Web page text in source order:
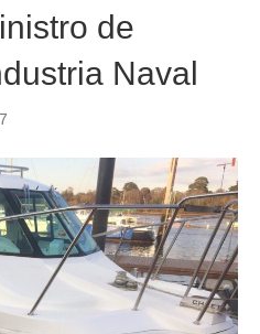
de
Naval